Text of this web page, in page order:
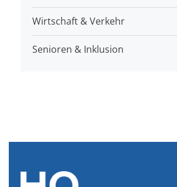
Wirtschaft & Verkehr
Senioren & Inklusion